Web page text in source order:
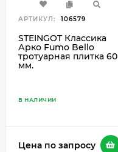
АРТИКУЛ: 106579
STEINGOT Классика
Арко Fumo Bello
тротуарная плитка 60
мм.
В НАЛИЧИИ
Цена по запросу